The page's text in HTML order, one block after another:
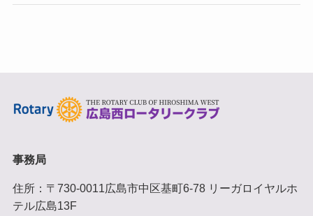
事務局
住所：〒730-0011広島市中区基町6-78 リーガロイヤルホ
テル広島13F